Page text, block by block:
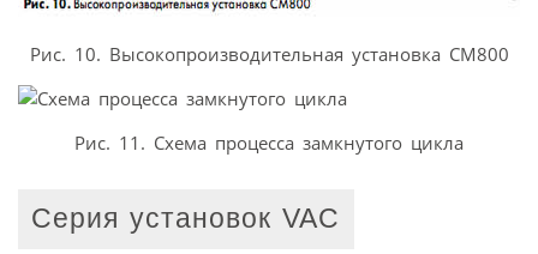
Рис. 10. Высокопроизводительная установка СМ800
Рис. 11. Схема процесса замкнутого цикла
Серия установок VAC